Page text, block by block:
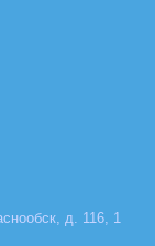
д. 116, 1